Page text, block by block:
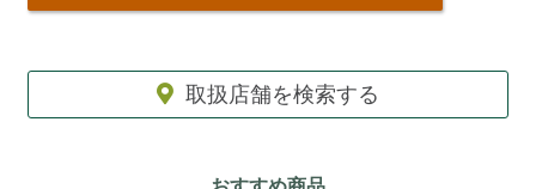
取扱店舗を検索する